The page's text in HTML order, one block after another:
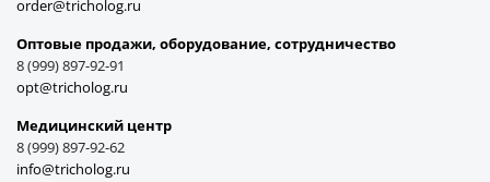
order@tricholog.ru
Оптовые продажи, оборудование, cотрудничество
8 (999) 897-92-91
opt@tricholog.ru
Медицинский центр
8 (999) 897-92-62
info@tricholog.ru